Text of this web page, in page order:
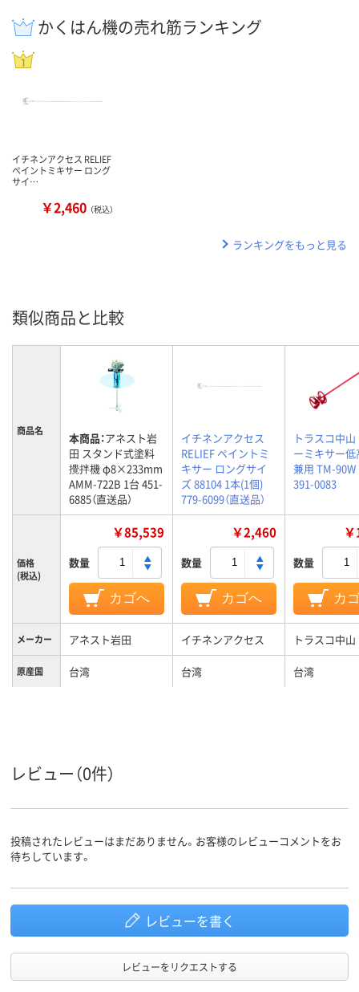
かくはん機の売れ筋ランキング
イチネンアクセス RELIEF
ペイントミキサー ロング
サイ…
￥2,460 （税込）
ランキングをもっと見る
類似商品と比較
商品名 本商品：アネスト岩
田 スタンド式塗料
攪拌機 φ8×233mm
AMM-722B 1台 451-
6885（直送品）
イチネンアクセス
RELIEF ペイントミ
キサー ロングサイ
ズ 88104 1本(1個)
779-6099（直送品）
トラスコ中
ーミキサー
兼用 TM-90W
391-0083
価格
(税込)
￥85,539
数量
カゴへ
￥2,460
数量
カゴへ
数量
カ
メーカー アネスト岩田 イチネンアクセス トラスコ中山
原産国 台湾 台湾 台湾
レビュー（0件）
投稿されたレビューはまだありません。お客様のレビューコメントをお
待ちしています。
レビューを書く
レビューをリクエストする